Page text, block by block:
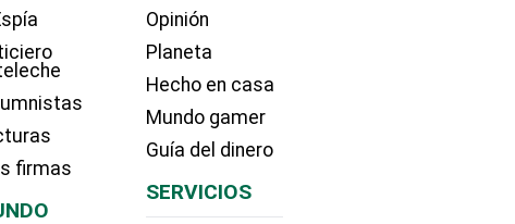
firmas
Opinión
Planeta
Hecho en casa
Mundo gamer
Guía del dinero
SERVICIOS